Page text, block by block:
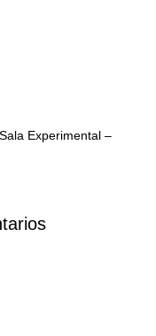
Experimental –